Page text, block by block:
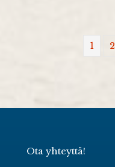
1 2
Ota yhteyttä!